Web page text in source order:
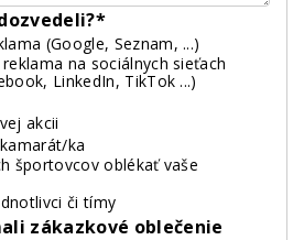
(Google, Seznam, ...)
na sociálnych sieťach
LinkedIn, TikTok ...)
akcii
ka
športovcov oblékať vaše
či tímy
zákazkové oblečenie